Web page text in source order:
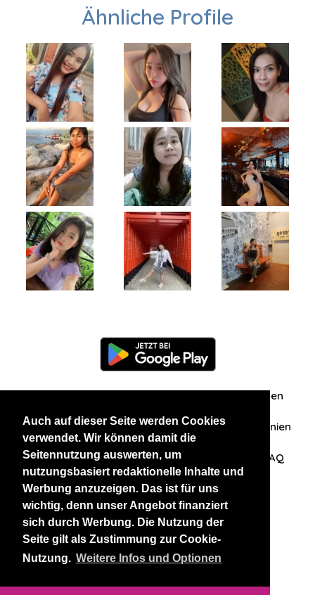
Auch auf dieser Seite werden Cookies
verwendet. Wir können damit die
Seitennutzung auswerten, um
nutzungsbasiert redaktionelle Inhalte und
Werbung anzuzeigen. Das ist für uns
wichtig, denn unser Angebot finanziert
sich durch Werbung. Die Nutzung der
Seite gilt als Zustimmung zur Cookie-
Nutzung. Weitere Infos und Optionen
Ähnliche Profile
Zuschriften/Erfahrungen
Datenschutzerklärung AGB Datenschutzrichtlinien
Nehmen Sie Kontakt mit uns auf FAQ
Unsere anderen Websites
BlackAndBeauties RussianKisses